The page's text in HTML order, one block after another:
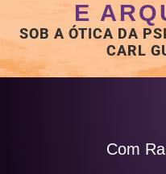
E
SOB A ÓTICA DA
CARL
Com